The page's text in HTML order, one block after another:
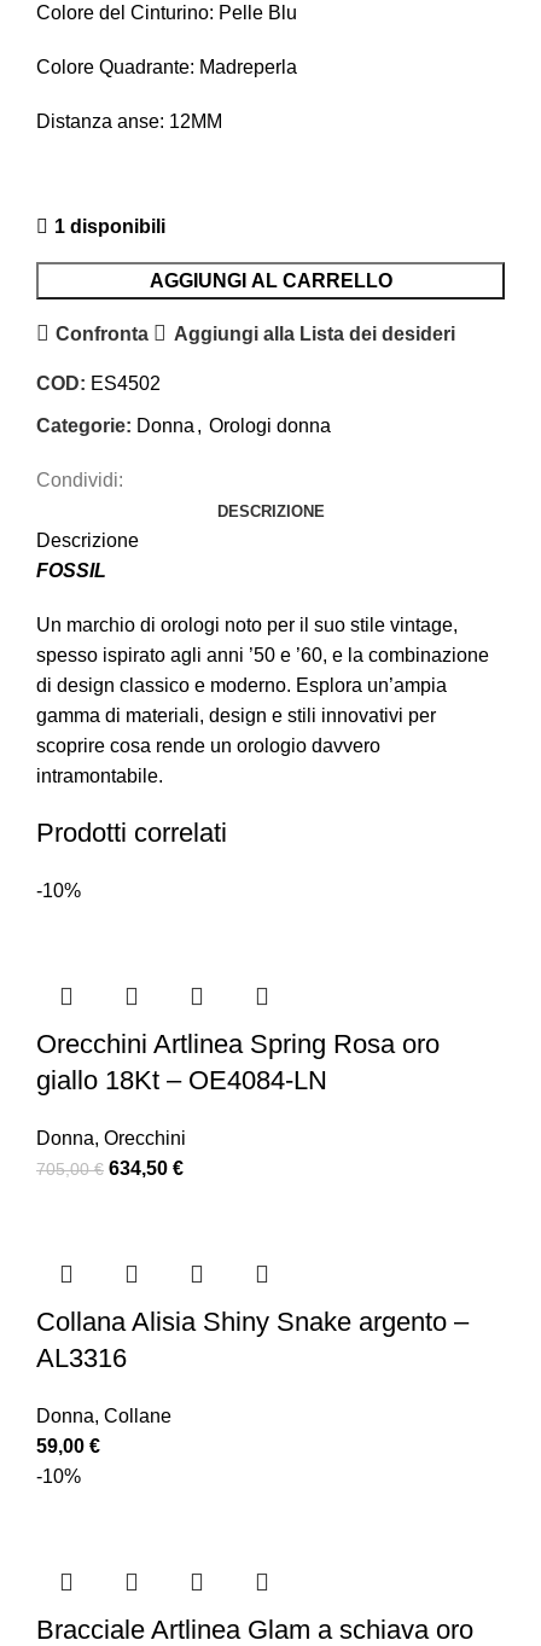
Colore del Cinturino: Pelle Blu
Colore Quadrante: Madreperla
Distanza anse: 12MM
1 disponibili
AGGIUNGI AL CARRELLO
Confronta Aggiungi alla Lista dei desideri
COD: ES4502
Categorie: Donna , Orologi donna
Condividi:
DESCRIZIONE
Descrizione
FOSSIL
Un marchio di orologi noto per il suo stile vintage,
spesso ispirato agli anni ’50 e ’60, e la combinazione
di design classico e moderno. Esplora un’ampia
gamma di materiali, design e stili innovativi per
scoprire cosa rende un orologio davvero
intramontabile.
Prodotti correlati
-10%
Orecchini Artlinea Spring Rosa oro
giallo 18Kt – OE4084-LN
Donna, Orecchini
705,00€ 634,50 €
Collana Alisia Shiny Snake argento –
AL3316
Donna, Collane
59,00 €
-10%
Bracciale Artlinea Glam a schiava oro